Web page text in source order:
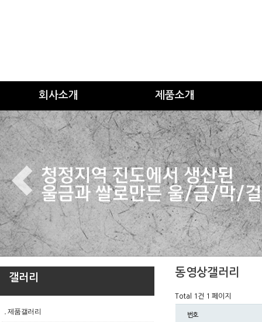
회사소개 제품소개
갤러리
제품갤러리
동영상갤러리
Total 1건 1 페이지
번호